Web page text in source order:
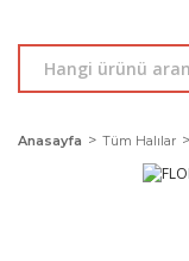
Anasayfa Tüm Halılar